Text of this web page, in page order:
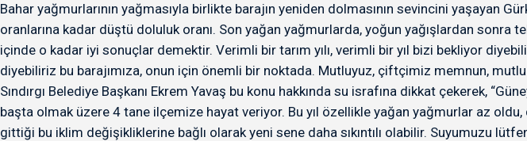
Bahar yağmurlarının yağmasıyla birlikte barajın yeniden dolmasının sevincini yaşayan
oranlarına kadar düştü doluluk oranı. Son yağan yağmurlarda, yoğun yağışlardan sonra
içinde o kadar iyi sonuçlar demektir. Verimli bir tarım yılı, verimli bir yıl bizi bekliyor
diyebiliriz bu barajımıza, onun için önemli bir noktada. Mutluyuz, çiftçimiz memnun,
Sındırgı Belediye Başkanı Ekrem Yavaş bu konu hakkında su israfına dikkat çekerek,
başta olmak üzere 4 tane ilçemize hayat veriyor. Bu yıl özellikle yağan yağmurlar az
gittiği bu iklim değişikliklerine bağlı olarak yeni sene daha sıkıntılı olabilir. Suyumuzu